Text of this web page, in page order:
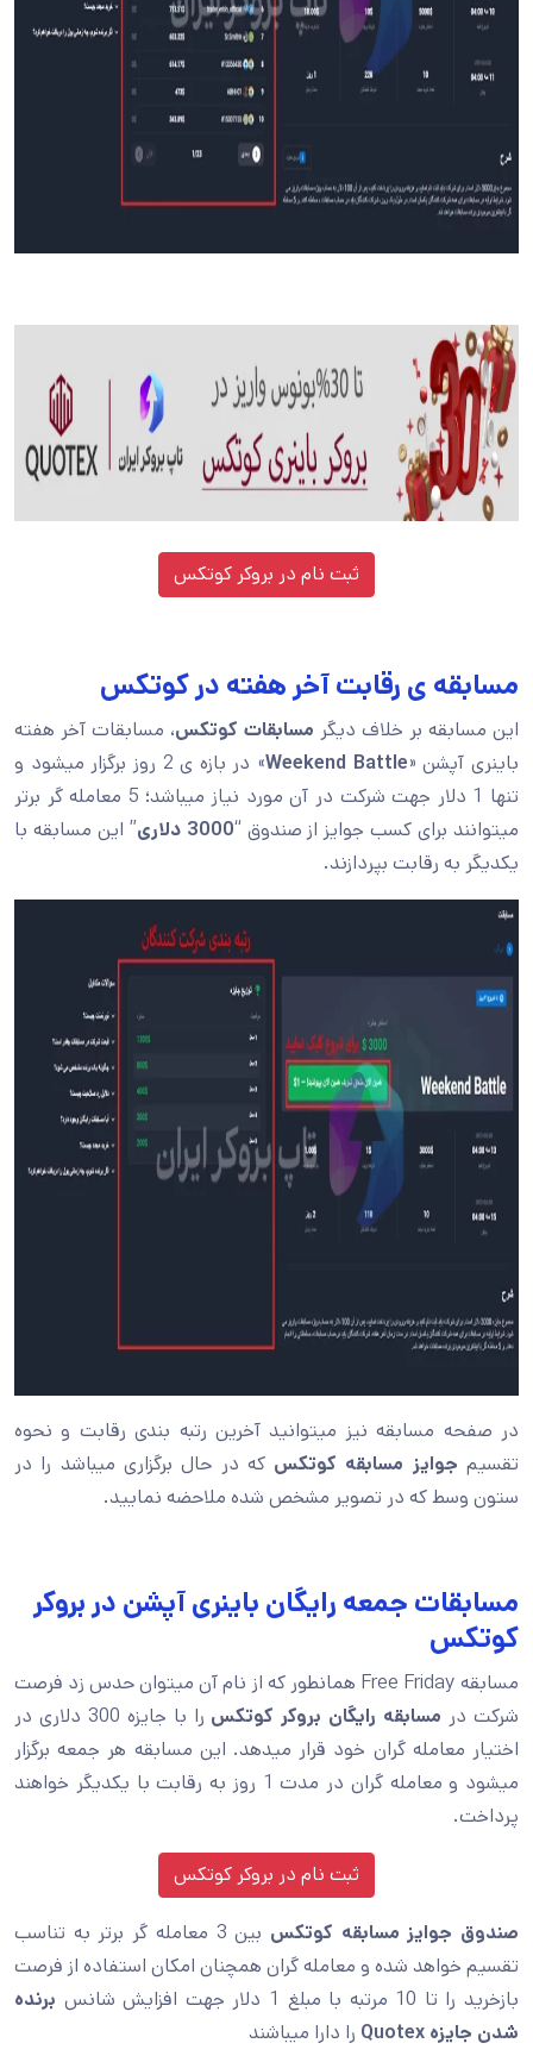
ثبت نام در بروکر کوتکس
مسابقه ی رقابت آخر هفته در کوتکس
این مسابقه بر خلاف دیگر مسابقات کوتکس، مسابقات آخر هفته
باینری آپشن «Weekend Battle
» در بازه ی 2 روز برگزار میشود و
تنها 1 دلار جهت شرکت در آن مورد نیاز میباشد؛ 5 معامله گر برتر
میتوانند برای کسب جوایز از صندوق “3000 دلاری
” این مسابقه با
یکدیگر به رقابت بپردازند.
در صفحه مسابقه نیز میتوانید آخرین رتبه بندی رقابت و نحوه
تقسیم جوایز مسابقه کوتکس که در حال برگزاری میباشد را در
ستون وسط که در تصویر مشخص شده ملاحضه نمایید.
مسابقات جمعه رایگان باینری آپشن در بروکر
کوتکس
مسابقه Free Friday همانطور که از نام آن میتوان حدس زد فرصت
شرکت در مسابقه رایگان بروکر کوتکس
را با جایزه 300 دلاری در
اختیار معامله گران خود قرار میدهد. این مسابقه هر جمعه برگزار
میشود و معامله گران در مدت 1 روز به رقابت با یکدیگر خواهند
پرداخت.
ثبت نام در بروکر کوتکس
صندوق جوایز مسابقه کوتکس
بین 3 معامله گر برتر به تناسب
تقسیم خواهد شده و معامله گران همچنان امکان استفاده از فرصت
بازخرید را تا 10 مرتبه با مبلغ 1 دلار جهت افزایش شانس
برنده
شدن جایزه Quotex
را دارا میباشند